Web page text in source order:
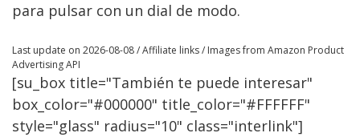
para pulsar con un dial de modo.
Last update on 2026-08-08 / Affiliate links / Images from Amazon Product
Advertising API
[su_box title="También te puede interesar"
box_color="#000000" title_color="#FFFFFF"
style="glass" radius="10" class="interlink"]